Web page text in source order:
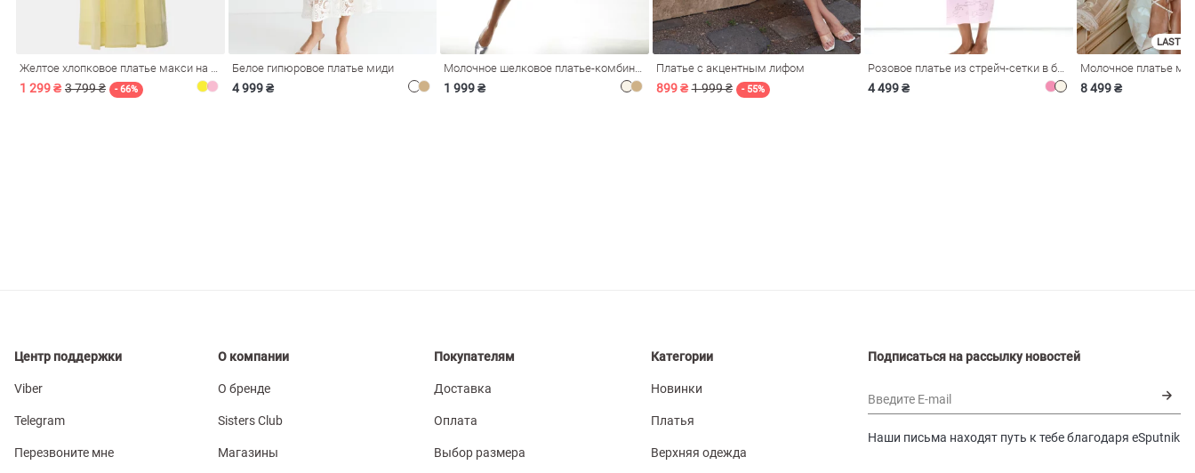
1 299 ₴ 3 799 ₴ - 66%
Белое гипюровое платье миди
4 999 ₴ 1 999 ₴
Платье с акцентным лифом
899 ₴ 1 999 ₴ - 55% 4 499 ₴
LAST
8 499 ₴
Центр поддержки
Viber
Telegram
Перезвоните мне
О компании
О бренде
Sisters Club
Магазины
Покупателям
Доставка
Оплата
Выбор размера
Категории
Новинки
Платья
Верхняя одежда
Подписаться на рассылку новостей
Введите E-mail
Наши письма находят путь к тебе благодаря eSputnik